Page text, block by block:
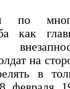
по
как
на
в